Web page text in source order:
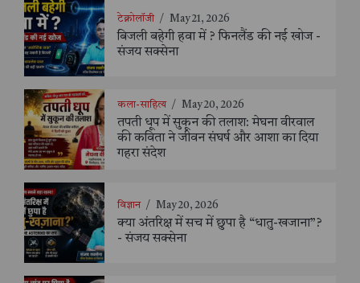
टेक्नोलॉजी / May 21, 2026
बिजली बहेगी हवा में ? फिनलैंड की नई खोज -
संजय सक्सेना
कला-साहित्य / May 20, 2026
तपती धूप में सुकून की तलाश: मेघना वीरवाल
की कविता ने जीवन संघर्ष और आशा का दिया
गहरा संदेश
विज्ञान / May 20, 2026
क्या अंतरिक्ष में सच में छुपा है “धातु-खजाना”?
- संजय सक्सेना